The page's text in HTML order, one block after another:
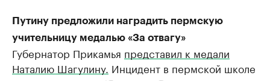
Путину предложили наградить пермскую
учительницу медалью «За отвагу»
Губернатор Прикамья представил к медали
Наталию Шагулину. Инцидент в пермской школе